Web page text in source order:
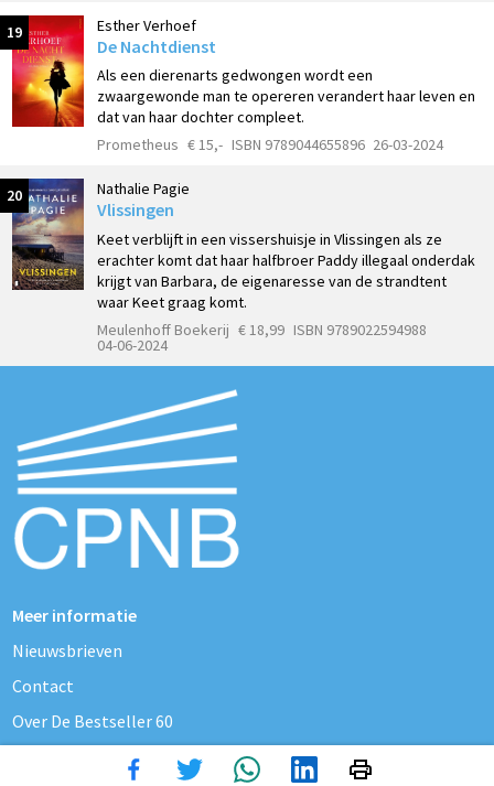
19 Esther Verhoef
De Nachtdienst
Als een dierenarts gedwongen wordt een
zwaargewonde man te opereren verandert haar leven en
dat van haar dochter compleet.
Prometheus € 15,- ISBN 9789044655896 26-03-2024
20 Nathalie Pagie
Vlissingen
Keet verblijft in een vissershuisje in Vlissingen als ze
erachter komt dat haar halfbroer Paddy illegaal onderdak
krijgt van Barbara, de eigenaresse van de strandtent
waar Keet graag komt.
Meulenhoff Boekerij € 18,99 ISBN 9789022594988
04-06-2024
Meer informatie
Nieuwsbrieven
Contact
Over De Bestseller 60